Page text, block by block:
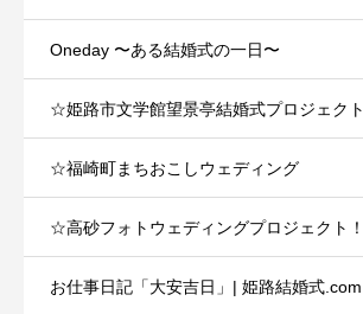
Oneday 〜ある結婚式の一日〜
☆姫路市文学館望景亭結婚式プロジェクト
☆福崎町まちおこしウェディング
☆高砂フォトウェディングプロジェクト！
お仕事日記「大安吉日」| 姫路結婚式.com